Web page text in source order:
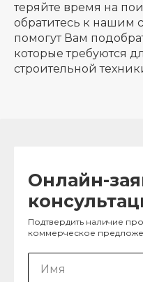
теряйте время на
обратитесь к нашим
помогут Вам
которые требуются
строительной
Онлайн-
Подтвердить наличие
коммерческое